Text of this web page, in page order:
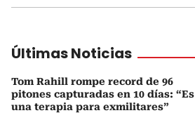
Últimas Noticias
Tom Rahill rompe record de 96
pitones capturadas en 10 días: “Es
una terapia para exmilitares”